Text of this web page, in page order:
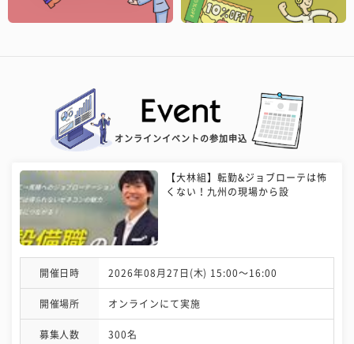
オンラインイベントの参加申込
【大林組】転勤&ジョブローテは怖
くない！九州の現場から設
開催日時 2026年08月27日(木) 15:00〜16:00
開催場所 オンラインにて実施
募集人数 300名